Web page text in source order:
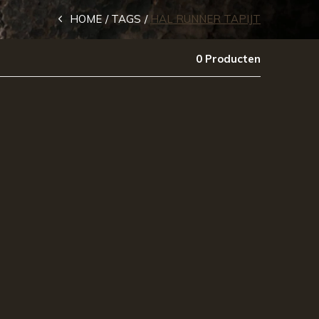
HOME TAGS HAL RUNNER TAPIJT
0 Producten